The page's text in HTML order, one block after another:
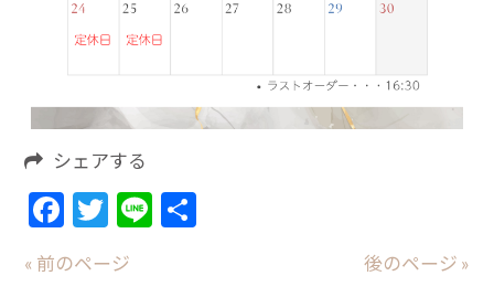
シェアする
Facebook
Twitter
Line
« 前のページ 後のページ »